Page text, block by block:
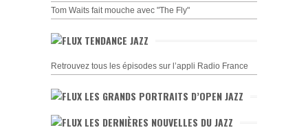
Tom Waits fait mouche avec "The Fly"
TENDANCE JAZZ
Retrouvez tous les épisodes sur l’appli Radio France
LES GRANDS PORTRAITS D’OPEN JAZZ
LES DERNIÈRES NOUVELLES DU JAZZ